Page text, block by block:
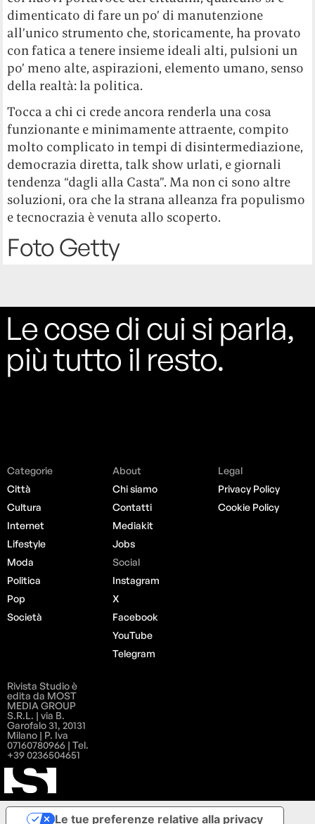
dimenticato di fare un po’ di manutenzione
all’unico strumento che, storicamente, ha provato
con fatica a tenere insieme ideali alti, pulsioni un
po’ meno alte, aspirazioni, elemento umano, senso
della realtà: la politica.
Tocca a chi ci crede ancora renderla una cosa
funzionante e minimamente attraente, compito
molto complicato in tempi di disintermediazione,
democrazia diretta, talk show urlati, e giornali
tendenza “dagli alla Casta”. Ma non ci sono altre
soluzioni, ora che la strana alleanza fra populismo
e tecnocrazia è venuta allo scoperto.
Foto Getty
Le cose di cui si parla,
più tutto il resto.
Categorie
Città
Cultura
Internet
Lifestyle
Moda
Politica
Pop
Società
About
Chi siamo
Contatti
Mediakit
Jobs
Social
Instagram
X
Facebook
YouTube
Telegram
Legal
Privacy Policy
Cookie Policy
Rivista Studio è
edita da MOST
MEDIA GROUP
S.R.L. | via B.
Garofalo 31, 20131
Milano | P. Iva
07160780966 | Tel.
+39 0236504651
Le tue preferenze relative alla privacy